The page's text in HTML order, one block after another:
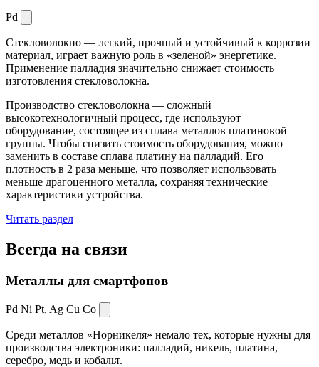
Pd
Стекловолокно — легкий, прочный и устойчивый к коррозии
материал, играет важную роль в «зеленой» энергетике.
Применение палладия значительно снижает стоимость
изготовления стекловолокна.
Производство стекловолокна — сложный
высокотехнологичный процесс, где используют
оборудование, состоящее из сплава металлов платиновой
группы. Чтобы снизить стоимость оборудования, можно
заменить в составе сплава платину на палладий. Его
плотность в 2 раза меньше, что позволяет использовать
меньше драгоценного металла, сохраняя технические
характеристики устройства.
Читать раздел
Всегда на связи
Металлы для смартфонов
Pd Ni Pt, Ag Cu Co
Среди металлов «Норникеля» немало тех, которые нужны для
производства электроники: палладий, никель, платина,
серебро, медь и кобальт.